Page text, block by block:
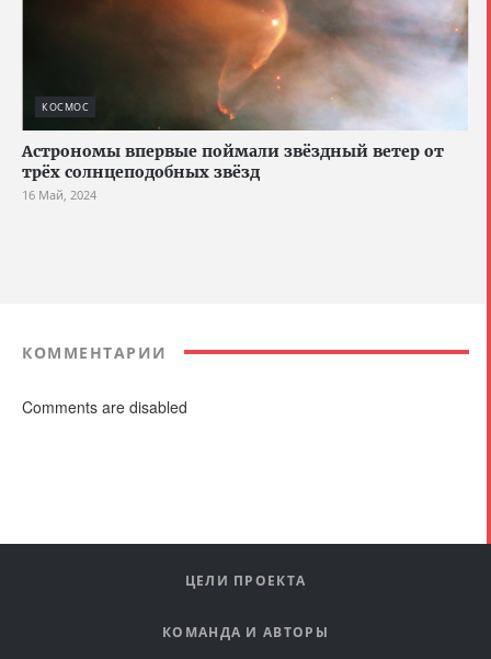
КОСМОС
Астрономы впервые поймали звёздный ветер от
трёх солнцеподобных звёзд
16 Май, 2024
КОММЕНТАРИИ
Comments are disabled
ЦЕЛИ ПРОЕКТА
КОМАНДА И АВТОРЫ